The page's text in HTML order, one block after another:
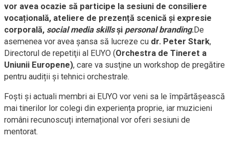
vor avea ocazie să participe la sesiuni de consiliere
vocațională, ateliere de prezență scenică și expresie
corporală, social media skillsși personal branding.De
asemenea vor avea șansa să lucreze cu dr. Peter Stark,
Directorul de repetiţii al EUYO (Orchestra de Tineret a
Uniunii Europene), care va susţine un workshop de pregătire
pentru audiții și tehnici orchestrale.
Foști și actuali membri ai EUYO vor veni sa le împărtășească
mai tinerilor lor colegi din experiența proprie, iar muzicieni
români recunoscuți internațional vor oferi sesiuni de
mentorat.